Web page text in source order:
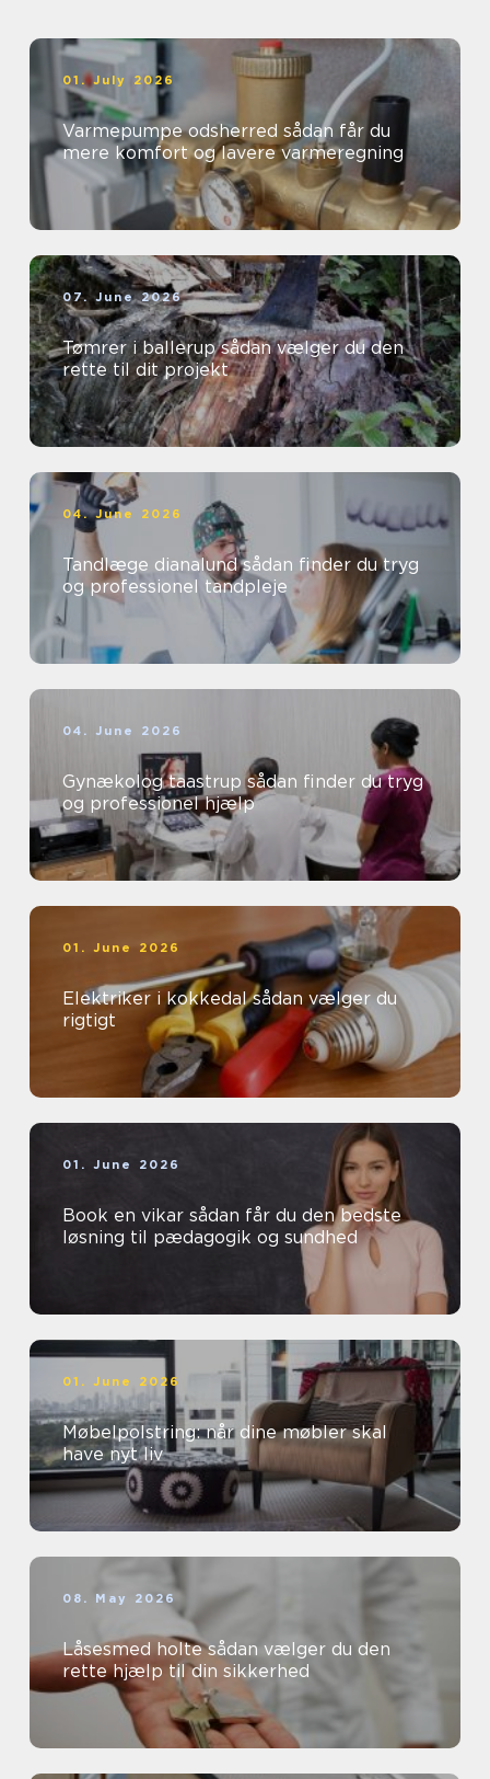
01. July 2026
Varmepumpe odsherred sådan får du
mere komfort og lavere varmeregning
07. June 2026
Tømrer i ballerup sådan vælger du den
rette til dit projekt
04. June 2026
Tandlæge dianalund sådan finder du tryg
og professionel tandpleje
04. June 2026
Gynækolog taastrup sådan finder du tryg
og professionel hjælp
01. June 2026
Elektriker i kokkedal sådan vælger du
rigtigt
01. June 2026
Book en vikar sådan får du den bedste
løsning til pædagogik og sundhed
01. June 2026
Møbelpolstring: når dine møbler skal
have nyt liv
08. May 2026
Låsesmed holte sådan vælger du den
rette hjælp til din sikkerhed